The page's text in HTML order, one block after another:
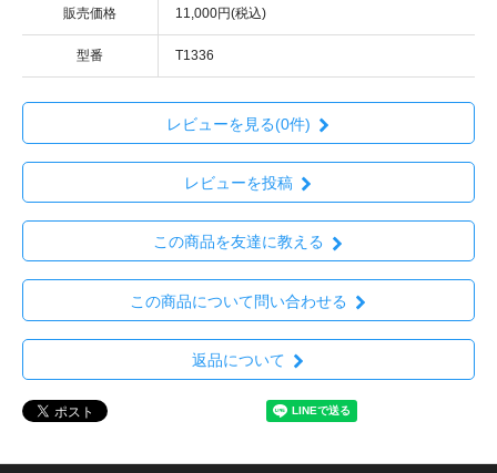
販売価格 11,000円(税込)
型番 T1336
レビューを見る(0件)
レビューを投稿
この商品を友達に教える
この商品について問い合わせる
返品について